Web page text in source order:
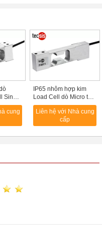
Single
cung
IP65 nhôm hợp kim
Load Cell dò Micro tải
Cells Đối Scales
Liên hệ với Nhà cung
cấp